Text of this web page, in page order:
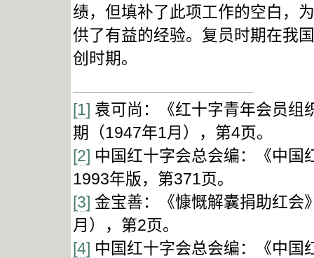
绩，但填补了此项工作的空白，
供了有益的经验。复员时期在我
创时期。
[1] 袁可尚：《红十字青年会员组
期（1947年1月），第4页。
[2] 中国红十字会总会编：《中国
1993年版，第371页。
[3] 金宝善：《慷慨解囊捐助红会
月），第2页。
[4] 中国红十字会总会编：《中国